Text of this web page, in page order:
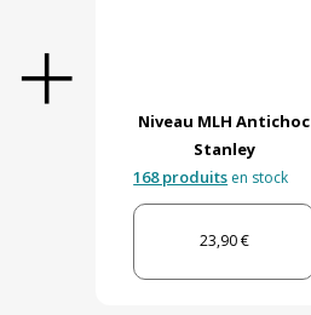
Niveau MLH Antichoc
Stanley
168 produits en stock
23,90 €